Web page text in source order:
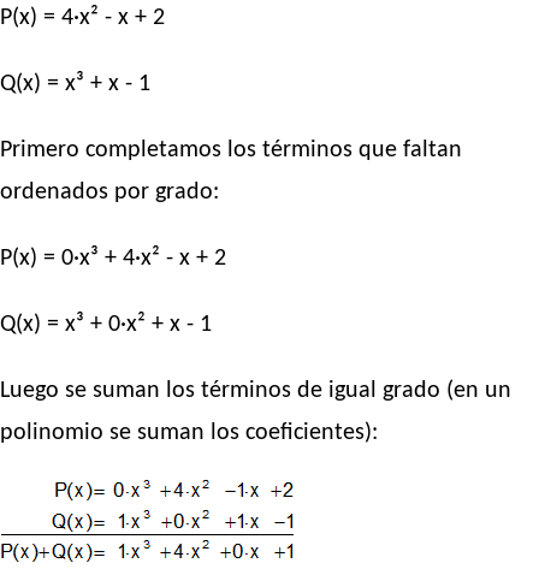
P(x) = 4·x² - x + 2
Q(x) = x³ + x - 1
Primero completamos los términos que faltan
ordenados por grado:
P(x) = 0·x³ + 4·x² - x + 2
Q(x) = x³ + 0·x² + x - 1
Luego se suman los términos de igual grado (en un
polinomio se suman los coeficientes):